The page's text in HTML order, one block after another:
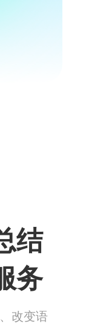
结
务
改变语